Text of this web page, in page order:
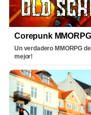
Corepunk MMORPG
Un verdadero MMORPG
mejor!